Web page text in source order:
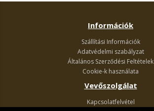
Információk
Szállítási Információk
Adatvédelmi szabályzat
Általános Szerződési Feltételek
Cookie-k használata
Vevőszolgálat
Kapcsolatfelvétel